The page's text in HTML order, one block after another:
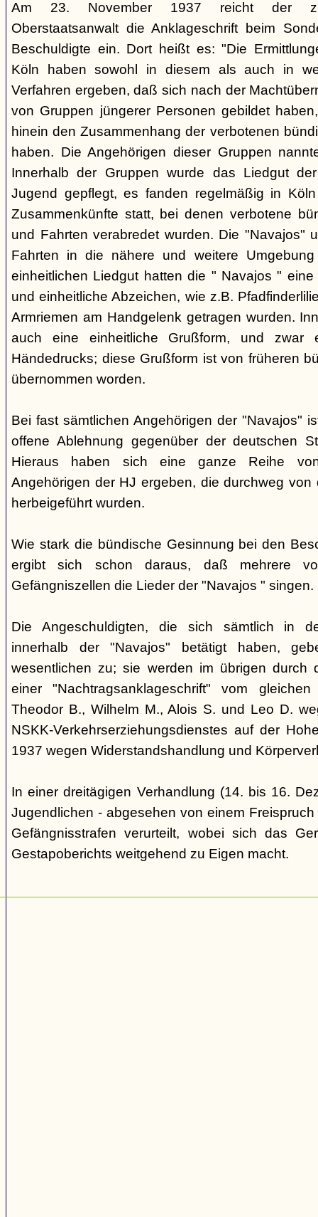
Am 23. November 1937 reicht der
Oberstaatsanwalt die Anklageschrift beim
Beschuldigte ein. Dort heißt es: "Die
Köln haben sowohl in diesem als auch in
Verfahren ergeben, daß sich nach der
von Gruppen jüngerer Personen gebildet
hinein den Zusammenhang der verbotenen
haben. Die Angehörigen dieser Gruppen
Innerhalb der Gruppen wurde das Liedgut
Jugend gepflegt, es fanden regelmäßig in
Zusammenkünfte statt, bei denen verbotene
und Fahrten verabredet wurden. Die "Navajos"
Fahrten in die nähere und weitere
einheitlichen Liedgut hatten die " Navajos "
und einheitliche Abzeichen, wie z.B.
Armriemen am Handgelenk getragen wurden.
auch eine einheitliche Grußform, und zwar
Händedrucks; diese Grußform ist von früheren
übernommen worden.
Bei fast sämtlichen Angehörigen der "Navajos"
offene Ablehnung gegenüber der deutschen
Hieraus haben sich eine ganze Reihe
Angehörigen der HJ ergeben, die durchweg von
herbeigeführt wurden.
Wie stark die bündische Gesinnung bei den
ergibt sich schon daraus, daß mehrere
Gefängniszellen die Lieder der "Navajos " singen.
Die Angeschuldigten, die sich sämtlich in
innerhalb der "Navajos" betätigt haben,
wesentlichen zu; sie werden im übrigen durch
einer "Nachtragsanklageschrift" vom
Theodor B., Wilhelm M., Alois S. und Leo D.
NSKK-Verkehrserziehungsdienstes auf der
1937 wegen Widerstandshandlung und
In einer dreitägigen Verhandlung (14. bis 16.
Jugendlichen - abgesehen von einem
Gefängnisstrafen verurteilt, wobei sich das
Gestapoberichts weitgehend zu Eigen macht.